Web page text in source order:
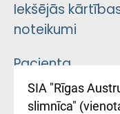
Iekšējās
noteikumi
Pacienta
atsauksmju/
iesniegšanas
SIA "Rīgas
slimnīca"